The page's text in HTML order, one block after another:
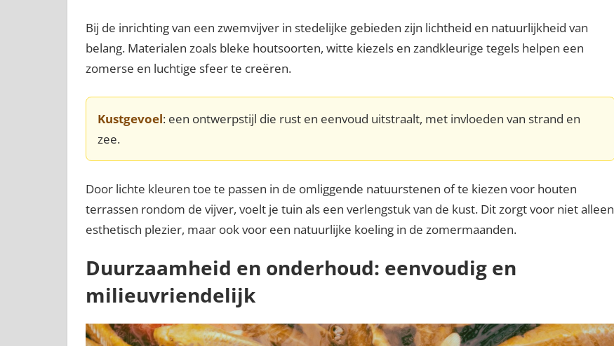
Bij de inrichting van een zwemvijver in stedelijke gebieden zijn lichtheid en natuurlijkheid van
belang. Materialen zoals bleke houtsoorten, witte kiezels en zandkleurige tegels helpen een
zomerse en luchtige sfeer te creëren.
Kustgevoel: een ontwerpstijl die rust en eenvoud uitstraalt, met invloeden van strand en
zee.
Door lichte kleuren toe te passen in de omliggende natuurstenen of te kiezen voor houten
terrassen rondom de vijver, voelt je tuin als een verlengstuk van de kust. Dit zorgt voor niet alleen
esthetisch plezier, maar ook voor een natuurlijke koeling in de zomermaanden.
Duurzaamheid en onderhoud: eenvoudig en
milieuvriendelijk